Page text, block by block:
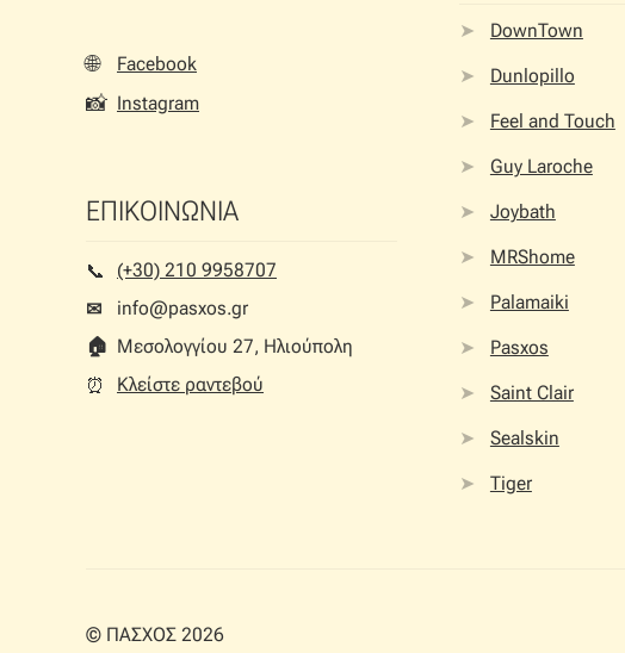
🌐 Facebook
📸 Instagram
ΕΠΙΚΟΙΝΩΝΙΑ
📞︎
(+30) 210 9958707
✉
info@pasxos.gr
🏠︎ Μεσολογγίου 27, Ηλιούπολη
⏰︎
Κλείστε ραντεβού
DownTown
Dunlopillo
Feel and Touch
Guy Laroche
Joybath
MRShome
Palamaiki
Pasxos
Saint Clair
Sealskin
Tiger
© ΠΑΣΧΟΣ 2026